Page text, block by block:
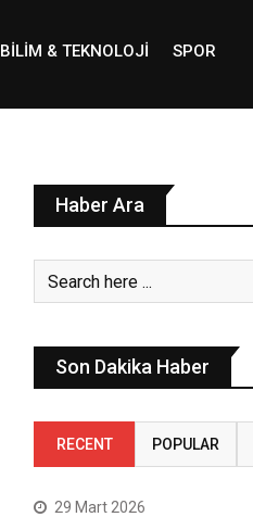
BILIM & TEKNOLOJI SPOR
Haber Ara
Son Dakika Haber
RECENT POPULAR
29 Mart 2026